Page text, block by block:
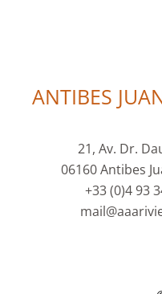
ANTIBES
21, Av. Dr.
06160 Antibes
+33 (0)4 93